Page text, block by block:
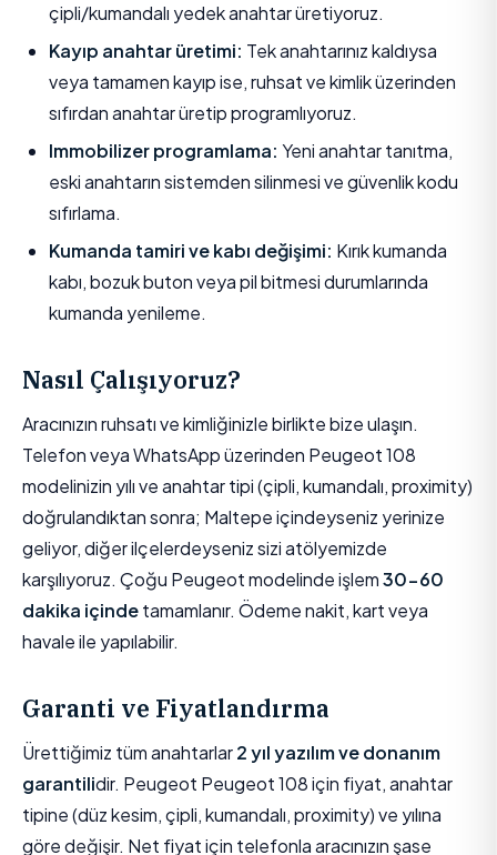
çipli/kumandalı yedek anahtar üretiyoruz.
Kayıp anahtar üretimi: Tek anahtarınız kaldıysa
veya tamamen kayıp ise, ruhsat ve kimlik üzerinden
sıfırdan anahtar üretip programlıyoruz.
Immobilizer programlama: Yeni anahtar tanıtma,
eski anahtarın sistemden silinmesi ve güvenlik kodu
sıfırlama.
Kumanda tamiri ve kabı değişimi: Kırık kumanda
kabı, bozuk buton veya pil bitmesi durumlarında
kumanda yenileme.
Nasıl Çalışıyoruz?
Aracınızın ruhsatı ve kimliğinizle birlikte bize ulaşın.
Telefon veya WhatsApp üzerinden Peugeot 108
modelinizin yılı ve anahtar tipi (çipli, kumandalı, proximity)
doğrulandıktan sonra; Maltepe içindeyseniz yerinize
geliyor, diğer ilçelerdeyseniz sizi atölyemizde
karşılıyoruz. Çoğu Peugeot modelinde işlem30-60
dakika içindetamamlanır. Ödeme nakit, kart veya
havale ile yapılabilir.
Garanti ve Fiyatlandırma
Ürettiğimiz tüm anahtarlar2 yıl yazılım ve donanım
garantilidir. Peugeot Peugeot 108 için fiyat, anahtar
tipine (düz kesim, çipli, kumandalı, proximity) ve yılına
göre değişir. Net fiyat için telefonla aracınızın şase